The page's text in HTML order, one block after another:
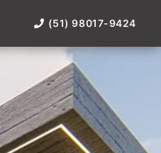
(51) 98017-9424